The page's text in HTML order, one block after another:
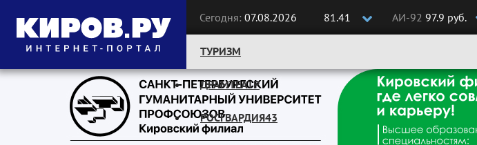
Сегодня: 07.08.2026 81.41 АИ-92 97.9 руб.
Следите за новостями:
ТУРИЗМ
ДРАМТЕАТР
РОСГВАРДИЯ43